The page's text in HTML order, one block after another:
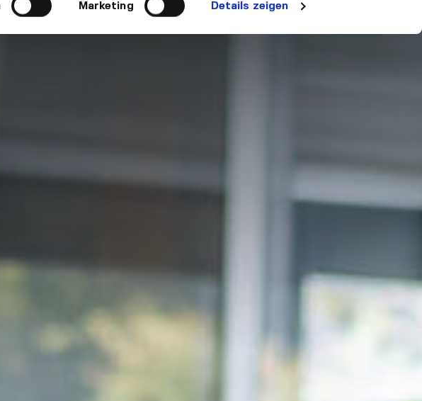
Marketing Details zeigen